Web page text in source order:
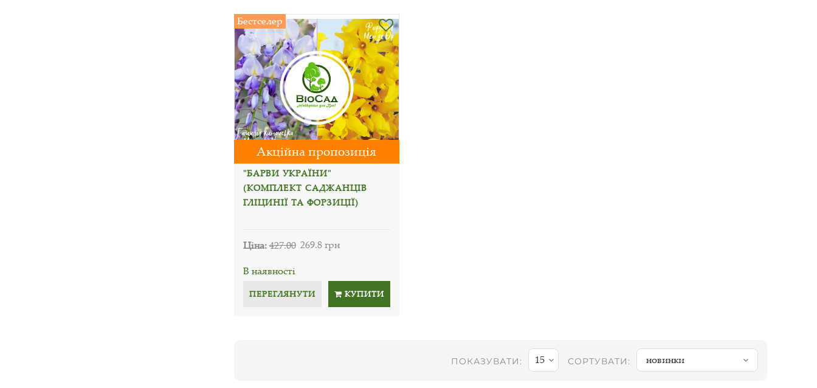
Бестселер
Акційна пропозиція
"БАРВИ УКРАЇНИ"
(КОМПЛЕКТ САДЖАНЦІВ
ГЛІЦИНІЇ ТА ФОРЗИЦІЇ)
Ціна:427.00 269.8 грн
В наявності
ПЕРЕГЛЯНУТИ КУПИТИ
ПОКАЗУВАТИ: 15 СОРТУВАТИ: новинки